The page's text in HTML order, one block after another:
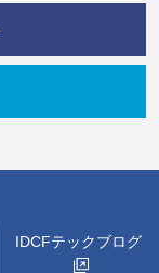
IDCFテックブログ